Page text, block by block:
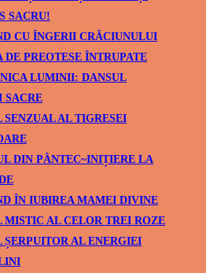
SACRU!
CU ÎNGERII CRĂCIUNULUI
DE PREOTESE ÎNTRUPATE
LUMINII: DANSUL
SACRE
SENZUAL AL TIGRESEI
DIN PÂNTEC~INIȚIERE LA
ÎN IUBIREA MAMEI DIVINE
MISTIC AL CELOR TREI ROZE
ȘERPUITOR AL ENERGIEI